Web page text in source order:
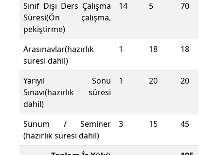
Sınıf Dışı Ders Çalışma
Süresi(Ön çalışma,
pekiştirme)
14 5 70
Arasınavlar(hazırlık
süresi dahil)
1 18 18
Yarıyıl Sonu
Sınavı(hazırlık süresi
dahil)
1 20 20
Sunum / Seminer
(hazırlık süresi dahil)
3 15 45